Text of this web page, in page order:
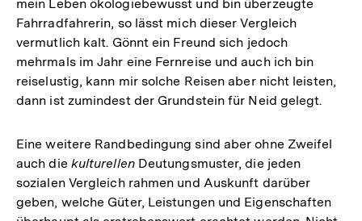
mein Leben ökologiebewusst und bin überzeugte
Fahrradfahrerin, so lässt mich dieser Vergleich
vermutlich kalt. Gönnt ein Freund sich jedoch
mehrmals im Jahr eine Fernreise und auch ich bin
reiselustig, kann mir solche Reisen aber nicht leisten,
dann ist zumindest der Grundstein für Neid gelegt.
Eine weitere Randbedingung sind aber ohne Zweifel
auch die kulturellen Deutungsmuster, die jeden
sozialen Vergleich rahmen und Auskunft darüber
geben, welche Güter, Leistungen und Eigenschaften